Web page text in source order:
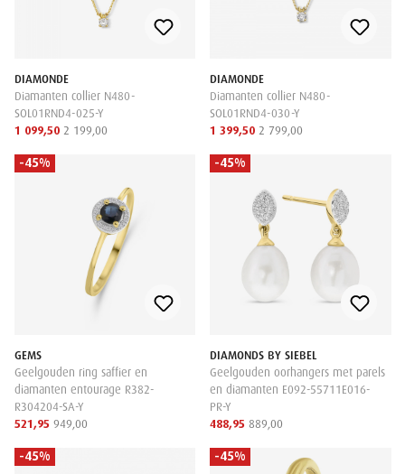
DIAMONDE
Diamanten collier N480-
SOL01RND4-025-Y
1 099,50 2 199,00
DIAMONDE
Diamanten collier N480-
SOL01RND4-030-Y
1 399,50 2 799,00
-45%
GEMS
Geelgouden ring saffier en
diamanten entourage R382-
R304204-SA-Y
521,95 949,00
-45%
DIAMONDS BY SIEBEL
Geelgouden oorhangers met parels
en diamanten E092-55711E016-
PR-Y
488,95 889,00
-45% -45%